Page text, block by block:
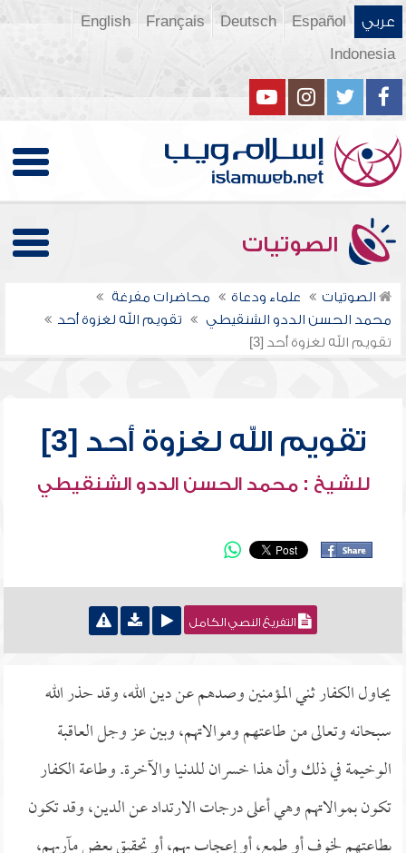
عربي Español
Deutsch
Français
English
Indonesia
الصوتيات
الصوتيات علماء ودعاة
محاضرات مفرغة
محمد الحسن الددو الشنقيطي
تقويم الله لغزوة أحد
تقويم الله لغزوة أحد [3]
تقويم الله لغزوة أحد [3]
للشيخ : محمد الحسن الددو الشنقيطي
التفريغ النصي الكامل
يحاول الكفار ثني المؤمنين وصدهم عن دين الله، وقد حذر الله
سبحانه وتعالى من طاعتهم وموالاتهم، وبين عز وجل العاقبة
الوخيمة في ذلك وأن هذا خسران للدنيا والآخرة. وطاعة الكفار
تكون بموالاتهم وهي أعلى درجات الارتداد عن الدين، وقد تكون